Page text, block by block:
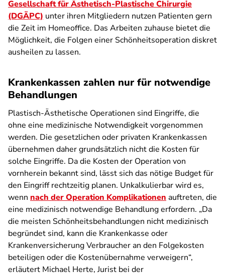
Gesellschaft für Ästhetisch-Plastische Chirurgie
(DGÄPC) unter ihren Mitgliedern nutzen Patienten gern
die Zeit im Homeoffice. Das Arbeiten zuhause bietet die
Möglichkeit, die Folgen einer Schönheitsoperation diskret
ausheilen zu lassen.
Krankenkassen zahlen nur für notwendige
Behandlungen
Plastisch-Ästhetische Operationen sind Eingriffe, die
ohne eine medizinische Notwendigkeit vorgenommen
werden. Die gesetzlichen oder privaten Krankenkassen
übernehmen daher grundsätzlich nicht die Kosten für
solche Eingriffe. Da die Kosten der Operation von
vornherein bekannt sind, lässt sich das nötige Budget für
den Eingriff rechtzeitig planen. Unkalkulierbar wird es,
wenn nach der Operation Komplikationen auftreten, die
eine medizinisch notwendige Behandlung erfordern. „Da
die meisten Schönheitsbehandlungen nicht medizinisch
begründet sind, kann die Krankenkasse oder
Krankenversicherung Verbraucher an den Folgekosten
beteiligen oder die Kostenübernahme verweigern“,
erläutert Michael Herte, Jurist bei der